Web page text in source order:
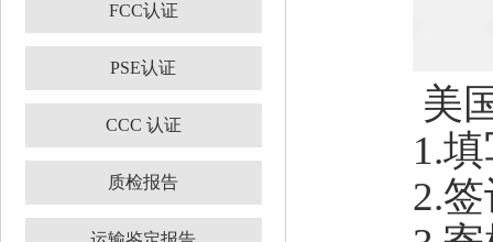
FCC认证
PSE认证
CCC 认证
质检报告
美
1.
2.